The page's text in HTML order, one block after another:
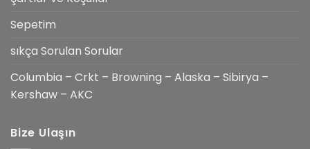
Sepetim
sıkça Sorulan Sorular
Columbia – Crkt – Browning – Alaska – Sibirya –
Kershaw – AKC
Bize Ulaşın